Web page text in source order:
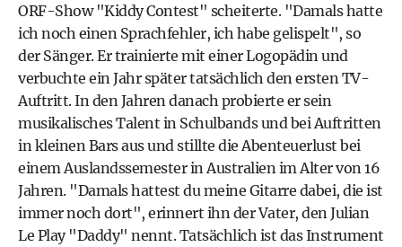
ORF-Show "Kiddy Contest" scheiterte. "Damals hatte
ich noch einen Sprachfehler, ich habe gelispelt", so
der Sänger. Er trainierte mit einer Logopädin und
verbuchte ein Jahr später tatsächlich den ersten TV-
Auftritt. In den Jahren danach probierte er sein
musikalisches Talent in Schulbands und bei Auftritten
in kleinen Bars aus und stillte die Abenteuerlust bei
einem Auslandssemester in Australien im Alter von 16
Jahren. "Damals hattest du meine Gitarre dabei, die ist
immer noch dort", erinnert ihn der Vater, den Julian
Le Play "Daddy" nennt. Tatsächlich ist das Instrument